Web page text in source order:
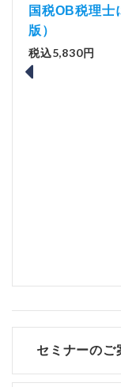
国税OB税理士
版）
税込5,830円
セミナーのご